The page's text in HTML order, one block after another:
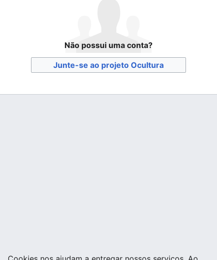
Não possui uma conta?
Junte-se ao projeto Ocultura